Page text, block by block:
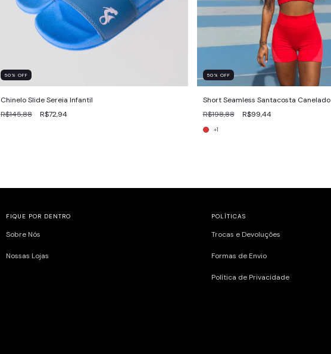
50 % OFF
Chinelo Slide Sereia Infantil
R$145,88
R$72,94
50 % OFF
Short Seamless Santacosta Canelado
R$198,88
R$99,44
+1
FIQUE POR DENTRO
Sobre Nós
Nossas Lojas
POLÍTICAS
Trocas e Devoluções
Formas de Envio
Política de Privacidade